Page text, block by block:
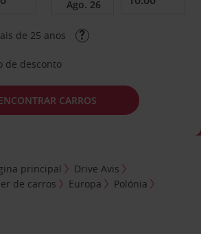
de 25 anos
de desconto
CARROS
principal
Drive Avis
de carros
Europa
Polónia